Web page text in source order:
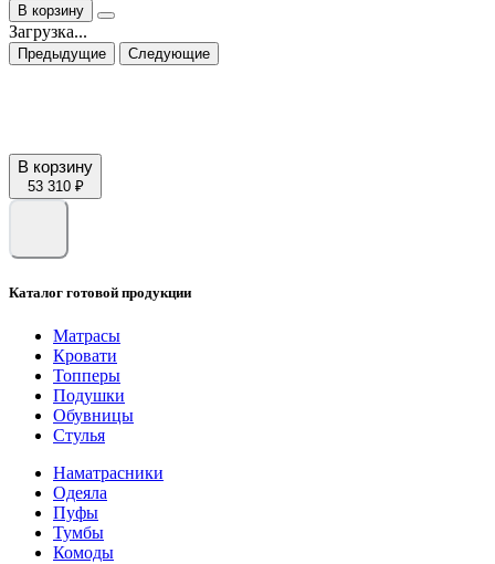
В корзину
Загрузка...
Предыдущие Следующие
В корзину
53 310 ₽
Каталог готовой продукции
Матрасы
Кровати
Топперы
Подушки
Обувницы
Стулья
Наматрасники
Одеяла
Пуфы
Тумбы
Комоды